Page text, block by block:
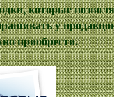
которые
у
приобрести.